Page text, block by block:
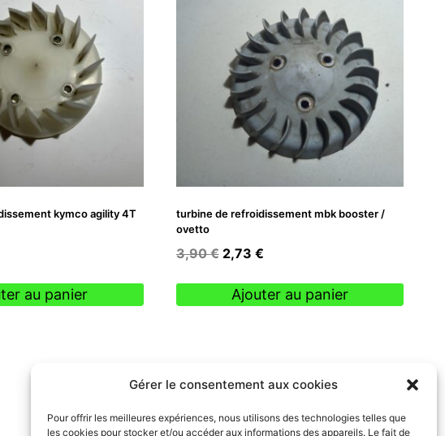
Gérer le consentement aux cookies
Pour offrir les meilleures expériences, nous utilisons des technologies telles que
les cookies pour stocker et/ou accéder aux informations des appareils. Le fait de
kymco agility 4T
au panier
turbine de refroidissement mbk booster /
ovetto
3,90€ Le
initial
2,73 €Le
actuel
Ajouter au panier